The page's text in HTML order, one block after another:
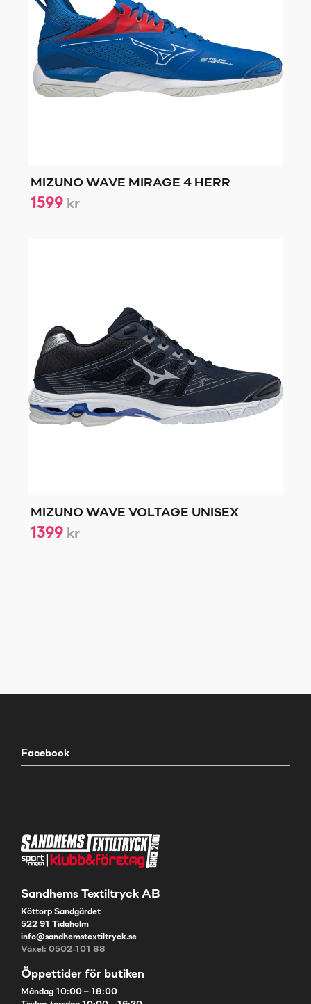
MIZUNO WAVE MIRAGE 4 HERR
1599 kr
MIZUNO WAVE VOLTAGE UNISEX
1399 kr
Facebook
Sandhems Textiltryck AB
Köttorp Sandgärdet
522 91 Tidaholm
info@sandhemstextiltryck.se
Växel: 0502-101 88
Öppettider för butiken
Måndag 10:00 – 18:00